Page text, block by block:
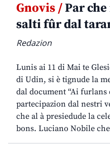
Gnovis /Par
salti fûr dal
Redazion
Lunis ai 11 di Mai te
di Udin, si è tignude la
dal document “Ai furlans
partecipazion dal nestri
che al à presiedude la
bons. Luciano Nobile